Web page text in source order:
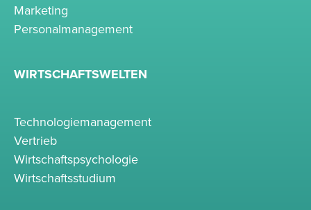
Marketing
Personalmanagement
WIRTSCHAFTSWELTEN
Technologiemanagement
Vertrieb
Wirtschaftspsychologie
Wirtschaftsstudium